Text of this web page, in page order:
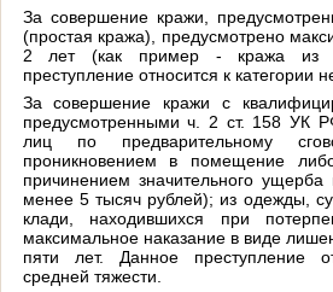
За совершение кражи,
(простая кража), предусмотрено
2 лет (как пример - кража из
преступление относится к категории
За совершение кражи с
предусмотренными ч. 2 ст. 158 УК
лиц по предварительному
проникновением в помещение
причинением значительного
менее 5 тысяч рублей); из одежды,
клади, находившихся при
максимальное наказание в виде
пяти лет. Данное преступление
средней тяжести.